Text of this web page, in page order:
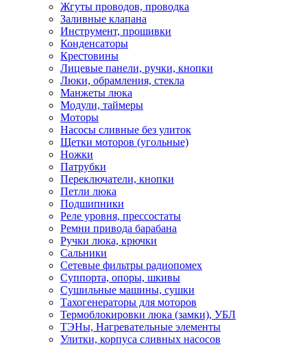
Жгуты проводов, проводка
Заливные клапана
Инструмент, прошивки
Конденсаторы
Крестовины
Лицевые панели, ручки, кнопки
Люки, обрамления, стекла
Манжеты люка
Модули, таймеры
Моторы
Насосы сливные без улиток
Щетки моторов (угольные)
Ножки
Патрубки
Переключатели, кнопки
Петли люка
Подшипники
Реле уровня, прессостаты
Ремни привода барабана
Ручки люка, крючки
Сальники
Сетевые фильтры радиопомех
Суппорта, опоры, шкивы
Сушильные машины, сушки
Тахогенераторы для моторов
Термоблокировки люка (замки), УБЛ
ТЭНы, Нагревательные элементы
Улитки, корпуса сливных насосов